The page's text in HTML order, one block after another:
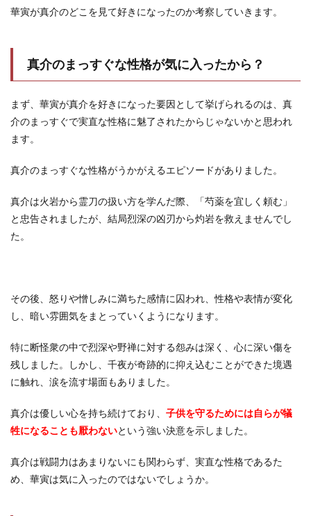
華寅が真介のどこを見て好きになったのか考察していきます。
真介のまっすぐな性格が気に入ったから？
まず、華寅が真介を好きになった要因として挙げられるのは、真
介のまっすぐで実直な性格に魅了されたからじゃないかと思われ
ます。
真介のまっすぐな性格がうかがえるエピソードがありました。
真介は火岩から霊刀の扱い方を学んだ際、「芍薬を宜しく頼む」
と忠告されましたが、結局烈深の凶刃から灼岩を救えませんでし
た。
その後、怒りや憎しみに満ちた感情に囚われ、性格や表情が変化
し、暗い雰囲気をまとっていくようになります。
特に断怪衆の中で烈深や野禅に対する怨みは深く、心に深い傷を
残しました。しかし、千夜が奇跡的に抑え込むことができた境遇
に触れ、涙を流す場面もありました。
真介は優しい心を持ち続けており、 子供を守るためには自らが犠
牲になることも厭わないという強い決意を示しました。
真介は戦闘力はあまりないにも関わらず、実直な性格であるた
め、華寅は気に入ったのではないでしょうか。